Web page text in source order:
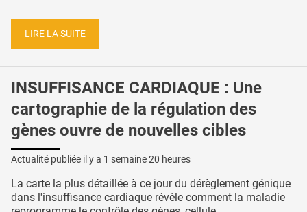
LIRE LA SUITE
INSUFFISANCE CARDIAQUE : Une
cartographie de la régulation des
gènes ouvre de nouvelles cibles
Actualité publiée il y a 1 semaine 20 heures
La carte la plus détaillée à ce jour du dérèglement génique
dans l'insuffisance cardiaque révèle comment la maladie